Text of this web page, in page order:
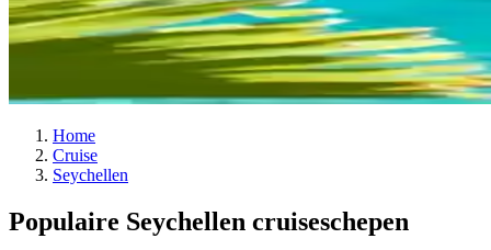
Home
Cruise
Seychellen
Populaire Seychellen cruiseschepen